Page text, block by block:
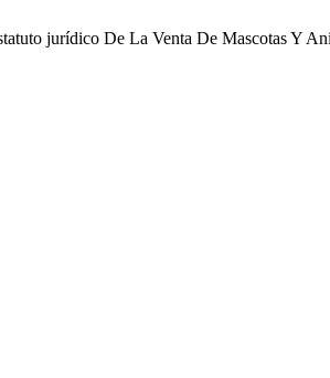
jurídico De La Venta De Mascotas Y